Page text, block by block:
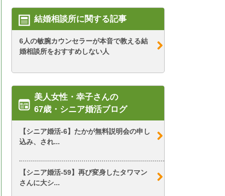
結婚相談所に関する記事
6人の敏腕カウンセラーが本音で教える結
婚相談所をおすすめしない人
美人女性・幸子さんの
67歳・シニア婚活ブログ
【シニア婚活-6】たかが無料説明会の申し
込み、され...
【シニア婚活-59】再び変身したタワマン
さんに大シ...